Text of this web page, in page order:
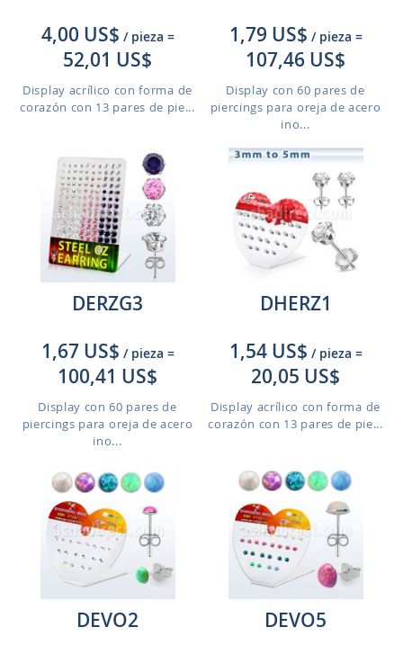
4,00 US$ / pieza =
52,01 US$
Display acrílico con forma de
corazón con 13 pares de pie...
1,79 US$ / pieza =
107,46 US$
Display con 60 pares de
piercings para oreja de acero
ino...
DERZG3
1,67 US$ / pieza =
100,41 US$
Display con 60 pares de
piercings para oreja de acero
ino...
DHERZ1
1,54 US$ / pieza =
20,05 US$
Display acrílico con forma de
corazón con 13 pares de pie...
DEVO2 DEVO5